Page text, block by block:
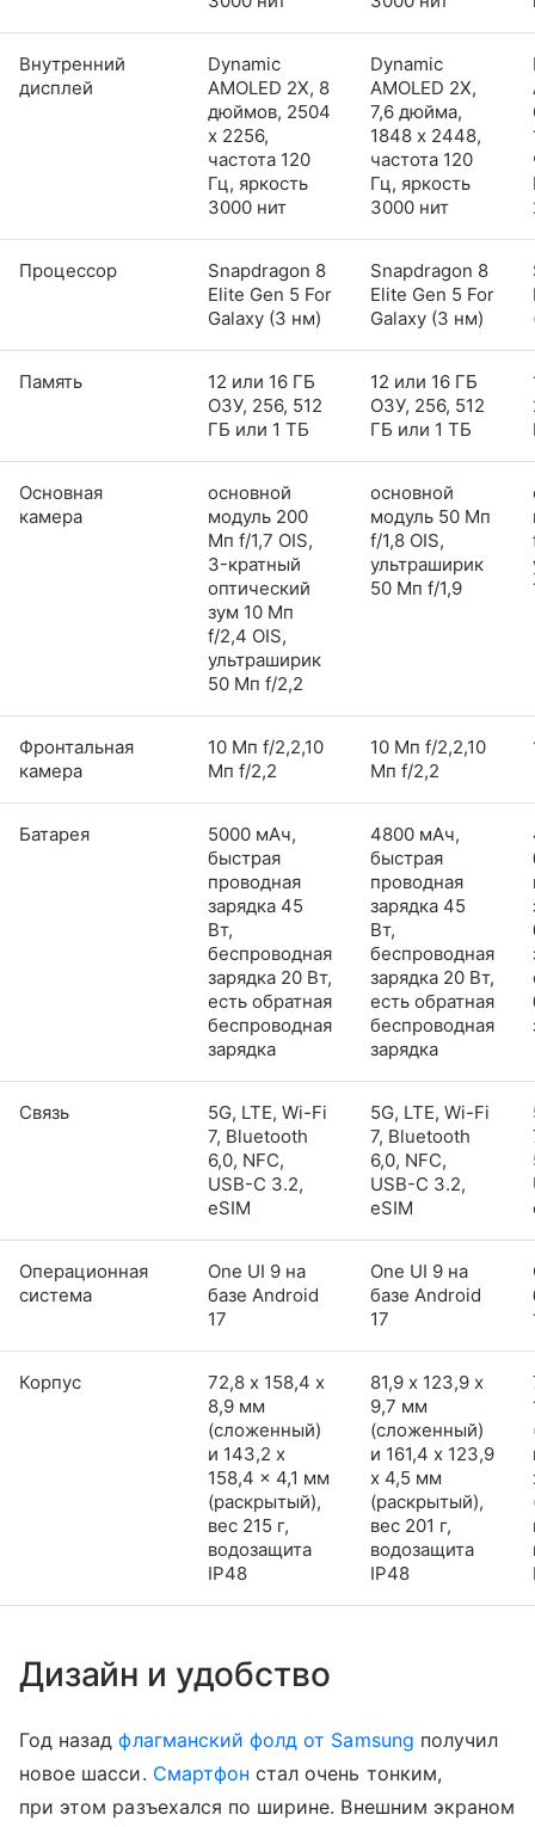
Внутренний
дисплей
Dynamic
AMOLED 2X, 8
дюймов, 2504
x 2256,
частота 120
Гц, яркость
3000 нит
Dynamic
AMOLED 2X,
7,6 дюйма,
1848 x 2448,
частота 120
Гц, яркость
3000 нит
Процессор
Snapdragon 8
Elite Gen 5 For
Galaxy (3 нм)
Snapdragon 8
Elite Gen 5 For
Galaxy (3 нм)
Память
12 или 16 ГБ
ОЗУ, 256, 512
ГБ или 1 ТБ
12 или 16 ГБ
ОЗУ, 256, 512
ГБ или 1 ТБ
Основная
камера
основной
модуль 200
Мп f/1,7 OIS,
3-кратный
оптический
зум 10 Мп
f/2,4 OIS,
ультраширик
50 Мп f/2,2
основной
модуль 50 Мп
f/1,8 OIS,
ультраширик
50 Мп f/1,9
Фронтальная
камера
10 Мп f/2,2,10
Мп f/2,2
10 Мп f/2,2,10
Мп f/2,2
Батарея
5000 мАч,
быстрая
проводная
зарядка 45
Вт,
беспроводная
зарядка 20 Вт,
есть обратная
беспроводная
зарядка
4800 мАч,
быстрая
проводная
зарядка 45
Вт,
беспроводная
зарядка 20 Вт,
есть обратная
беспроводная
зарядка
Связь
5G, LTE, Wi-Fi
7, Bluetooth
6,0, NFC,
USB-C 3.2,
eSIM
5G, LTE, Wi-Fi
7, Bluetooth
6,0, NFC,
USB-C 3.2,
eSIM
Операционная
система
One UI 9 на
базе Android
17
One UI 9 на
базе Android
17
Корпус
72,8 х 158,4 х
8,9 мм
(сложенный)
и 143,2 x
158,4 x 4,1 мм
(раскрытый),
вес 215 г,
водозащита
IP48
81,9 х 123,9 х
9,7 мм
(сложенный)
и 161,4 x 123,9
x 4,5 мм
(раскрытый),
вес 201 г,
водозащита
IP48
Дизайн и удобство
Год назадфлагманский фолд от Samsung получил
новое шасси. Смартфон стал очень тонким,
при этом разъехался по ширине. Внешним экраном